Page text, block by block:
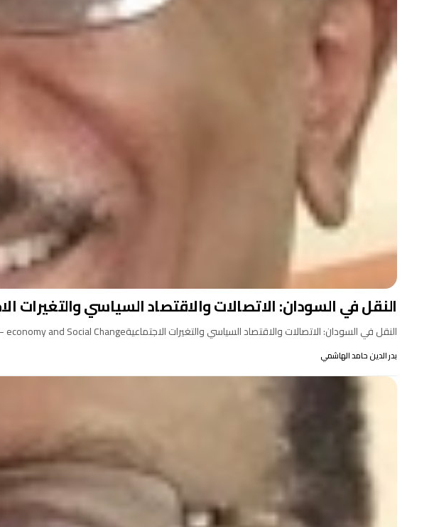
النقل في السودان: الاتصالات والاقتصاد السياسي والتغيرات
النقل في السودان: الاتصالات والاقتصاد السياسي والتغيرات الاجتماعيةSudan Transport: Communications, Political – economy and Social Changeبيتر وودوارد Peter…
بدر الدين حامد الهاشمي